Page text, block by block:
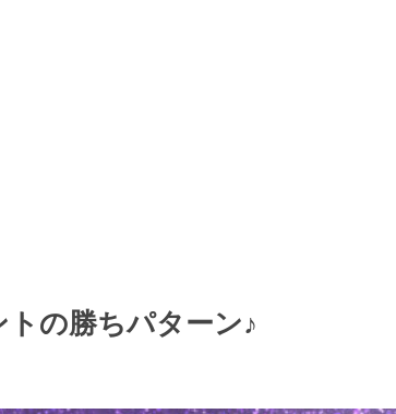
の勝ちパターン♪